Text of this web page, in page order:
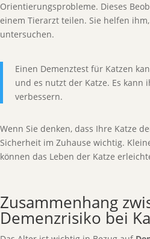
Orientierungsprobleme. Dieses
einem Tierarzt teilen. Sie helfen
untersuchen.
Einen Demenztest für Katzen
und es nutzt der Katze. Es kann
verbessern.
Wenn Sie denken, dass Ihre Katze
Sicherheit im Zuhause wichtig.
können das Leben der Katze
Zusammenhang
Demenzrisiko bei